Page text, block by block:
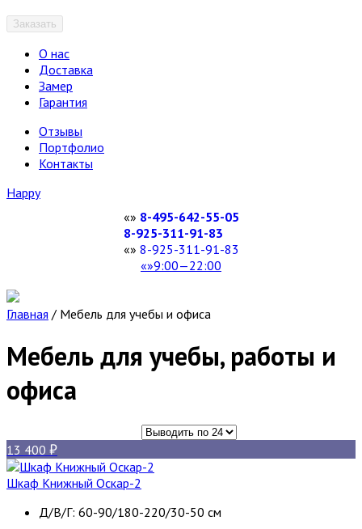
Заказать
О нас
Доставка
Замер
Гарантия
Отзывы
Портфолио
Контакты
Happy
8-495-642-55-05
8-925-311-91-83
8-925-311-91-83
9:00—22:00
Главная / Мебель для учебы и офиса
Мебель для учебы, работы и
офиса
13 400
Шкаф Книжный Оскар-2
Д/В/Г: 60-90/180-220/30-50 см